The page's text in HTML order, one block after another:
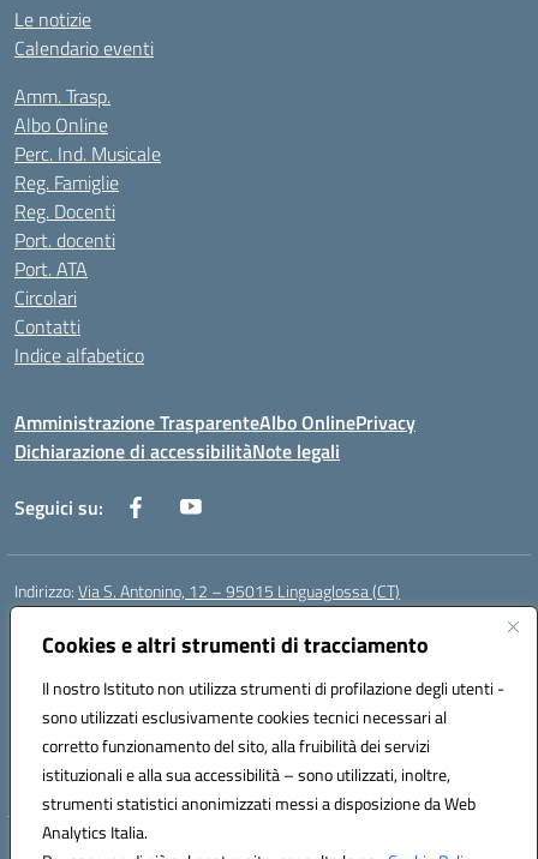
Cookies e altri strumenti di tracciamento
Il nostro Istituto non utilizza strumenti di profilazione degli utenti -
sono utilizzati esclusivamente cookies tecnici necessari al
corretto funzionamento del sito, alla fruibilità dei servizi
istituzionali e alla sua accessibilità – sono utilizzati, inoltre,
strumenti statistici anonimizzati messi a disposizione da Web
Analytics Italia.
Le notizie
Calendario eventi
Amm. Trasp.
Albo Online
Perc. Ind. Musicale
Reg. Famiglie
Reg. Docenti
Port. docenti
Port. ATA
Circolari
Contatti
Indice alfabetico
Amministrazione TrasparenteAlbo OnlinePrivacy
Dichiarazione di accessibilitàNote legali
Seguici su:
Indirizzo:Via S. Antonino, 12 – 95015 Linguaglossa (CT)
Centralino:
Posta elettronica certificata (PEC):ctic83200r@pec.istruzione.it
Codice fiscale: 83002470876
Codice meccanografico:CTIC83200R
Codice Indice delle Pubbliche Amministrazioni (IPA): istsc_CTIC83200R
Codice unico di fatturazione (CUF): UF7TEB
Hosting & Powered by 3D Solution S.r.l.